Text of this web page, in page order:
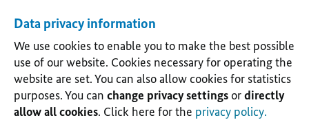
Data privacy information
We use cookies to enable you to make the best possible
use of our website. Cookies necessary for operating the
website are set. You can also allow cookies for statistics
purposes. You can change privacy settingsordirectly
allow all cookies. Click here for the privacy policy.